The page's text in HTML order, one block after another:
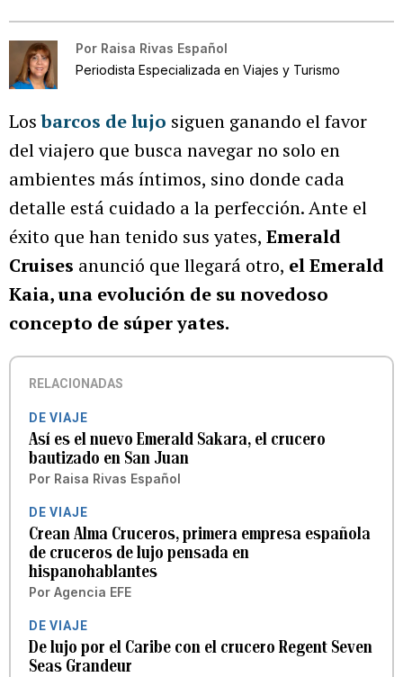
Por Raisa Rivas Español
Periodista Especializada en Viajes y Turismo
Los barcos de lujo siguen ganando el favor
del viajero que busca navegar no solo en
ambientes más íntimos, sino donde cada
detalle está cuidado a la perfección. Ante el
éxito que han tenido sus yates, Emerald
Cruises anunció que llegará otro, el Emerald
Kaia, una evolución de su novedoso
concepto de súper yates.
RELACIONADAS
DE VIAJE
Así es el nuevo Emerald Sakara, el crucero
bautizado en San Juan
Por Raisa Rivas Español
DE VIAJE
Crean Alma Cruceros, primera empresa española
de cruceros de lujo pensada en
hispanohablantes
Por Agencia EFE
DE VIAJE
De lujo por el Caribe con el crucero Regent Seven
Seas Grandeur